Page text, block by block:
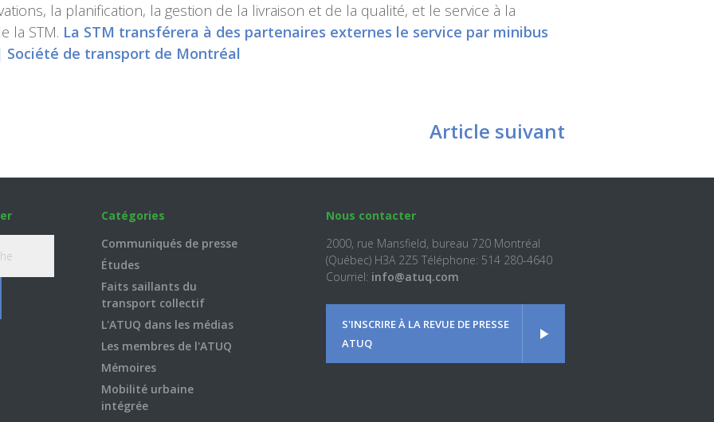
la planification, la gestion de la livraison et de la qualité, et le service à la
la STM. La STM transférera à des partenaires externes le service par minibus
de transport de Montréal
Article suivant
Catégories
Communiqués de presse
Études
Faits saillants du
transport collectif
L'ATUQ dans les médias
Les membres de l'ATUQ
Mémoires
Mobilité urbaine
intégrée
Nous contacter
2000, rue Mansfield, bureau 720 Montréal
(Québec) H3A 2Z5 Téléphone: 514 280-4640
Courriel: info@atuq.com
S'INSCRIRE À LA REVUE DE PRESSE
ATUQ